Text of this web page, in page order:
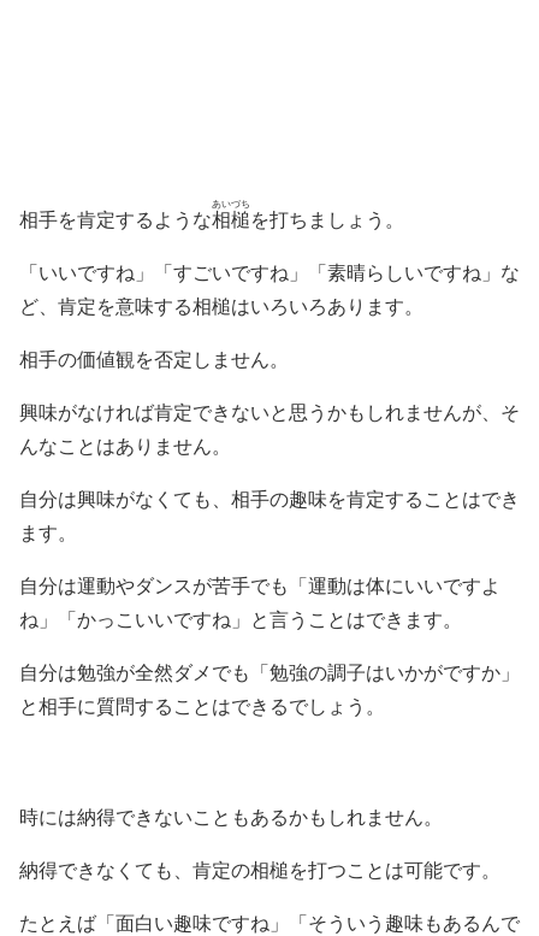
相手を肯定するような相槌
あいづち
を打ちましょう。
「いいですね」「すごいですね」「素晴らしいですね」な
ど、肯定を意味する相槌はいろいろあります。
相手の価値観を否定しません。
興味がなければ肯定できないと思うかもしれませんが、そ
んなことはありません。
自分は興味がなくても、相手の趣味を肯定することはでき
ます。
自分は運動やダンスが苦手でも「運動は体にいいですよ
ね」「かっこいいですね」と言うことはできます。
自分は勉強が全然ダメでも「勉強の調子はいかがですか」
と相手に質問することはできるでしょう。
時には納得できないこともあるかもしれません。
納得できなくても、肯定の相槌を打つことは可能です。
たとえば「面白い趣味ですね」「そういう趣味もあるんで